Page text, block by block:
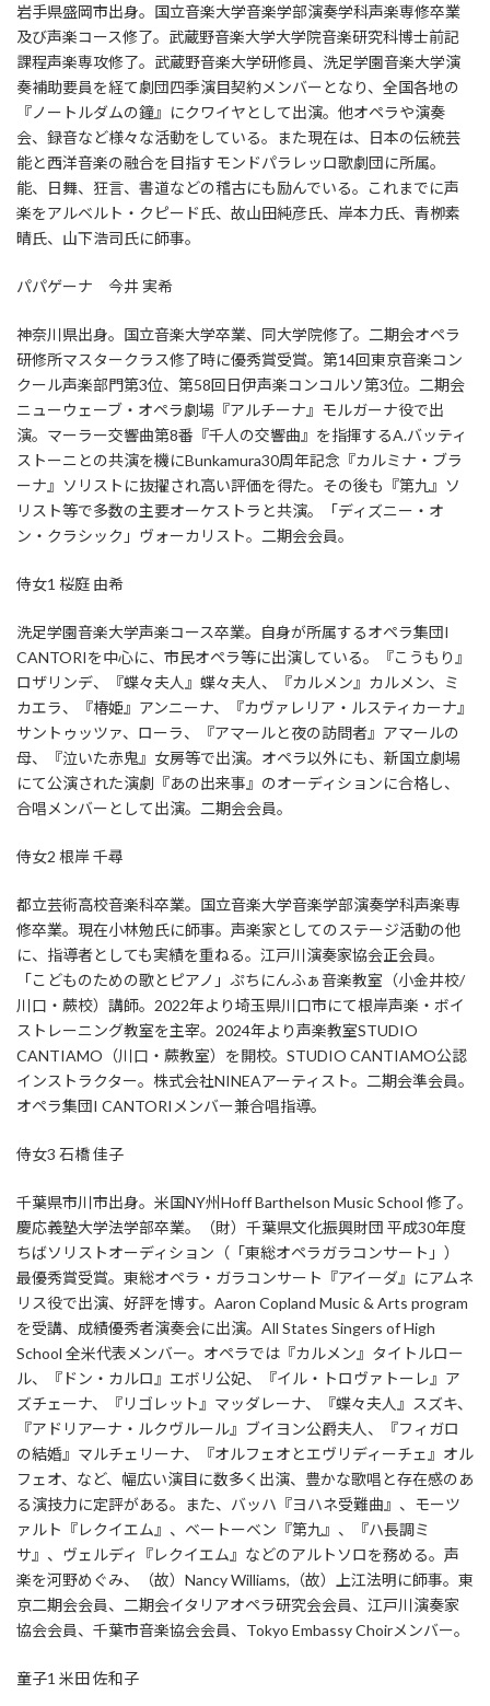
岩手県盛岡市出身。国立音楽大学音楽学部演奏学科声楽専修卒業
及び声楽コース修了。武蔵野音楽大学大学院音楽研究科博士前記
課程声楽専攻修了。武蔵野音楽大学研修員、洗足学園音楽大学演
奏補助要員を経て劇団四季演目契約メンバーとなり、全国各地の
『ノートルダムの鐘』にクワイヤとして出演。他オペラや演奏
会、録音など様々な活動をしている。また現在は、日本の伝統芸
能と西洋音楽の融合を目指すモンドパラレッロ歌劇団に所属。
能、日舞、狂言、書道などの稽古にも励んでいる。これまでに声
楽をアルベルト・クピード氏、故山田純彦氏、岸本力氏、青栁素
晴氏、山下浩司氏に師事。
パパゲーナ 今井 実希
神奈川県出身。国立音楽大学卒業、同大学院修了。二期会オペラ
研修所マスタークラス修了時に優秀賞受賞。第14回東京音楽コン
クール声楽部門第3位、第58回日伊声楽コンコルソ第3位。二期会
ニューウェーブ・オペラ劇場『アルチーナ』モルガーナ役で出
演。マーラー交響曲第8番『千人の交響曲』を指揮するA.バッティ
ストーニとの共演を機にBunkamura30周年記念『カルミナ・ブラ
ーナ』ソリストに抜擢され高い評価を得た。その後も『第九』ソ
リスト等で多数の主要オーケストラと共演。「ディズニー・オ
ン・クラシック」ヴォーカリスト。二期会会員。
侍女1 桜庭 由希
洗足学園音楽大学声楽コース卒業。自身が所属するオペラ集団I
CANTORIを中心に、市民オペラ等に出演している。『こうもり』
ロザリンデ、『蝶々夫人』蝶々夫人、『カルメン』カルメン、ミ
カエラ、『椿姫』アンニーナ、『カヴァレリア・ルスティカーナ』
サントゥッツァ、ローラ、『アマールと夜の訪問者』アマールの
母、『泣いた赤鬼』女房等で出演。オペラ以外にも、新国立劇場
にて公演された演劇『あの出来事』のオーディションに合格し、
合唱メンバーとして出演。二期会会員。
侍女2 根岸 千尋
都立芸術高校音楽科卒業。国立音楽大学音楽学部演奏学科声楽専
修卒業。現在小林勉氏に師事。声楽家としてのステージ活動の他
に、指導者としても実績を重ねる。江戸川演奏家協会正会員。
「こどものための歌とピアノ」ぷちにんふぁ音楽教室（小金井校/
川口・蕨校）講師。2022年より埼玉県川口市にて根岸声楽・ボイ
ストレーニング教室を主宰。2024年より声楽教室STUDIO
CANTIAMO（川口・蕨教室）を開校。STUDIO CANTIAMO公認
インストラクター。株式会社NINEAアーティスト。二期会準会員。
オペラ集団I CANTORIメンバー兼合唱指導。
侍女3 石橋 佳子
千葉県市川市出身。米国NY州Hoff Barthelson Music School 修了。
慶応義塾大学法学部卒業。（財）千葉県文化振興財団 平成30年度
ちばソリストオーディション（「東総オペラガラコンサート」）
最優秀賞受賞。東総オペラ・ガラコンサート『アイーダ』にアムネ
リス役で出演、好評を博す。Aaron Copland Music & Arts program
を受講、成績優秀者演奏会に出演。All States Singers of High
School 全米代表メンバー。オペラでは『カルメン』タイトルロー
ル、『ドン・カルロ』エボリ公妃、『イル・トロヴァトーレ』ア
ズチェーナ、『リゴレット』マッダレーナ、『蝶々夫人』スズキ、
『アドリアーナ・ルクヴルール』ブイヨン公爵夫人、『フィガロ
の結婚』マルチェリーナ、『オルフェオとエヴリディーチェ』オル
フェオ、など、幅広い演目に数多く出演、豊かな歌唱と存在感のあ
る演技力に定評がある。また、バッハ『ヨハネ受難曲』、モーツ
ァルト『レクイエム』、ベートーベン『第九』、『ハ長調ミ
サ』、ヴェルディ『レクイエム』などのアルトソロを務める。声
楽を河野めぐみ、（故）Nancy Williams,（故）上江法明に師事。東
京二期会会員、二期会イタリアオペラ研究会会員、江戸川演奏家
協会会員、千葉市音楽協会会員、Tokyo Embassy Choirメンバー。
童子1 米田 佐和子